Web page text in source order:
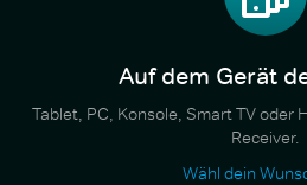
Auf dem Gerät
Tablet, PC, Konsole, Smart TV oder
Receiver.
Wähl dein